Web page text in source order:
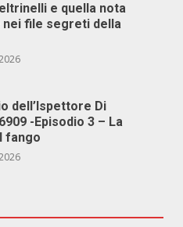
e quella nota
nei file segreti della
dell’Ispettore Di
-Episodio 3 – La
fango